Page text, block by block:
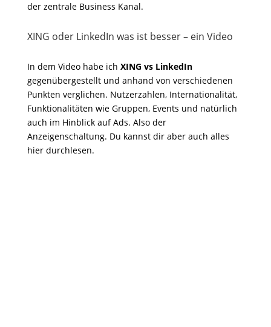
der zentrale Business Kanal.
XING oder LinkedIn was ist besser – ein Video
In dem Video habe ich XING vs LinkedIn
gegenübergestellt und anhand von verschiedenen
Punkten verglichen. Nutzerzahlen, Internationalität,
Funktionalitäten wie Gruppen, Events und natürlich
auch im Hinblick auf Ads. Also der
Anzeigenschaltung. Du kannst dir aber auch alles
hier durchlesen.